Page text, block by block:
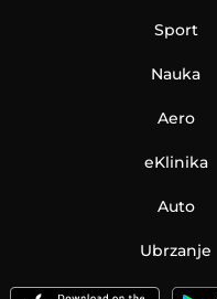
Sport
Nauka
Aero
eKlinika
Auto
Ubrzanje